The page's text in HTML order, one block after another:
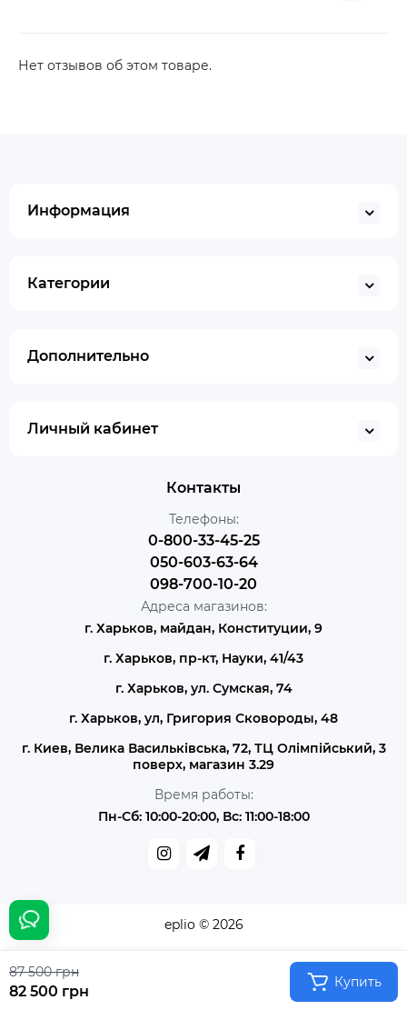
Нет отзывов об этом товаре.
87 500 грн
82 500 грн
Купить
Информация
Категории
Дополнительно
Личный кабинет
Контакты
Телефоны:
0-800-33-45-25
050-603-63-64
098-700-10-20
Адреса магазинов:
г. Харьков, майдан, Конституции, 9
г. Харьков, пр-кт, Науки, 41/43
г. Харьков, ул. Сумская, 74
г. Харьков, ул, Григория Сковороды, 48
г. Киев, Велика Васильківська, 72, ТЦ Олімпійський, 3
поверх, магазин 3.29
Время работы:
Пн-Сб: 10:00-20:00, Вс: 11:00-18:00
eplio © 2026